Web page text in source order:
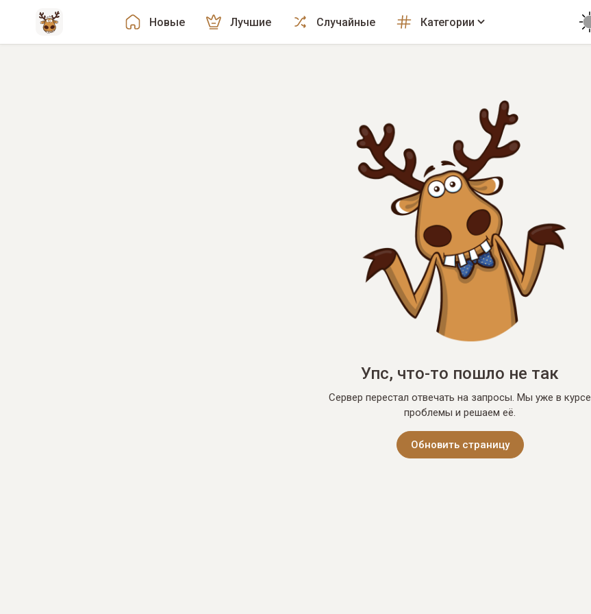
Новые Лучшие Случайные Категории
Упс, что-то пошло не так
Сервер перестал отвечать на запросы. Мы уже в курсе
проблемы и решаем её.
Обновить страницу